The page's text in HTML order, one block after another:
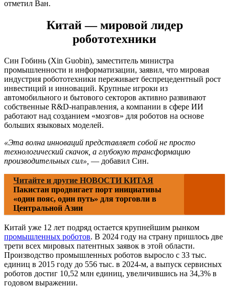
отметил Ван.
Китай — мировой лидер
робототехники
Син Гобинь (Xin Guobin), заместитель министра
промышленности и информатизации, заявил, что мировая
индустрия робототехники переживает беспрецедентный рост
инвестиций и инноваций. Крупные игроки из
автомобильного и бытового секторов активно развивают
собственные R&D-направления, а компании в сфере ИИ
работают над созданием «мозгов» для роботов на основе
больших языковых моделей.
«Эта волна инноваций представляет собой не просто
технологический скачок, а глубокую трансформацию
производительных сил», — добавил Син.
Читайте и другие НОВОСТИ КИТАЯ
Пакистан продвигает порт инициативы
«один пояс, один путь» для торговли в
Центральной Азии
Китай уже 12 лет подряд остается крупнейшим рынком
промышленных роботов. В 2024 году на страну пришлось две
трети всех мировых патентных заявок в этой области.
Производство промышленных роботов выросло с 33 тыс.
единиц в 2015 году до 556 тыс. в 2024-м, а выпуск сервисных
роботов достиг 10,52 млн единиц, увеличившись на 34,3% в
годовом выражении.